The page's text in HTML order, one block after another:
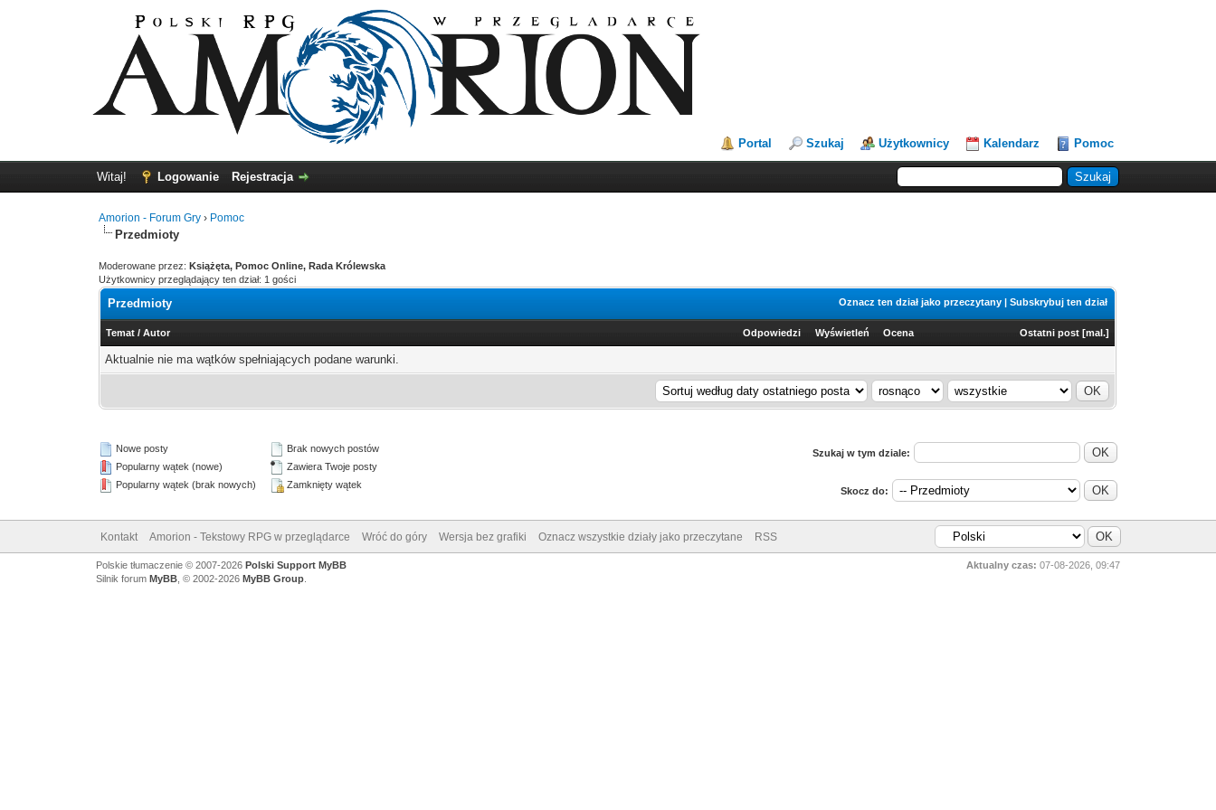
Portal Szukaj Użytkownicy Kalendarz Pomoc
Witaj! Logowanie Rejestracja
Amorion - Forum Gry › Pomoc
Przedmioty
Moderowane przez:Książęta, Pomoc Online, Rada Królewska
Użytkownicy przeglądający ten dział: 1 gości
Oznacz ten dział jako przeczytany |Subskrybuj ten dział
Przedmioty
Temat /Autor Odpowiedzi Wyświetleń Ocena Ostatni post [mal.]
Aktualnie nie ma wątków spełniających podane warunki.
Nowe posty
Popularny wątek (nowe)
Popularny wątek (brak nowych)
Brak nowych postów
Zawiera Twoje posty
Zamknięty wątek
Szukaj w tym dziale:
Skocz do:
Kontakt Amorion - Tekstowy RPG w przeglądarce Wróć do góry Wersja bez grafiki Oznacz wszystkie działy jako przeczytane RSS
Aktualny czas: 07-08-2026, 09:47
Polskie tłumaczenie © 2007-2026 Polski Support MyBB
Silnik forum MyBB, © 2002-2026 MyBB Group.